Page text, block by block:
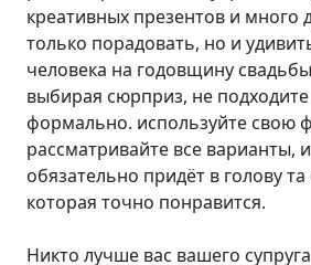
креативных презентов и много
только порадовать, но и
человека на годовщину
выбирая сюрприз, не
формально. используйте свою
рассматривайте все варианты,
обязательно придёт в голову
которая точно понравится.
Никто лучше вас вашего